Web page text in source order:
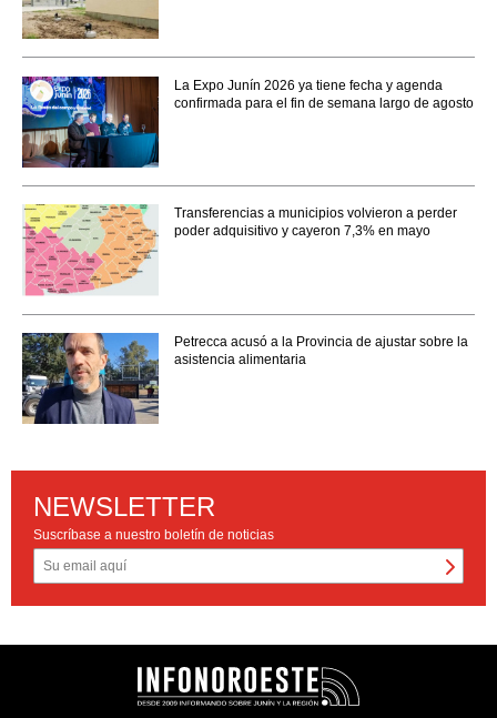
La Expo Junín 2026 ya tiene fecha y agenda
confirmada para el fin de semana largo de agosto
Transferencias a municipios volvieron a perder
poder adquisitivo y cayeron 7,3% en mayo
Petrecca acusó a la Provincia de ajustar sobre la
asistencia alimentaria
NEWSLETTER
Suscríbase a nuestro boletín de noticias